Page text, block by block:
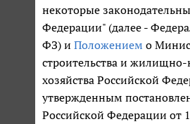
некоторые
Федерации" (далее -
ФЗ) и Положением о
строительства и
хозяйства Российской
утвержденным
Российской Федерации от